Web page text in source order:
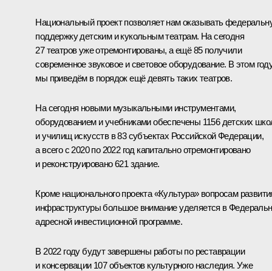
Национальный проект позволяет нам оказывать
поддержку детским и кукольным театрам. На сегодня
27 театров уже отремонтированы, а ещё 85 получили
современное звуковое и световое оборудование. В этом
мы приведём в порядок ещё девять таких театров.
На сегодня новыми музыкальными инструментами,
оборудованием и учебниками обеспечены 1156 детских
и училищ искусств в 83 субъектах Российской Федерации,
а всего с 2020 по 2022 год капитально отремонтировано
и реконструировано 621 здание.
Кроме национального проекта «Культура» вопросам
инфраструктуры большое внимание уделяется в
адресной инвестиционной программе.
В 2022 году будут завершены работы по реставрации
и консервации 107 объектов культурного наследия. Уже